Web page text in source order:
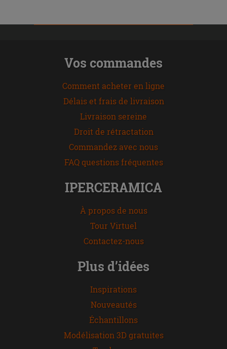
Vos commandes
Comment acheter en ligne
Délais et frais de livraison
Livraison sereine
Droit de rétractation
Commandez avec nous
FAQ questions fréquentes
IPERCERAMICA
À propos de nous
Tour Virtuel
Contactez-nous
Plus d’idées
Inspirations
Nouveautés
Échantillons
Modélisation 3D gratuites